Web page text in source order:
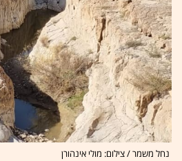
נחל משמר / צילום: מולי אינהורן